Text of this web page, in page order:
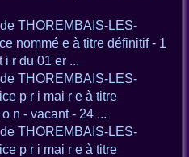
THOREMBAIS-LES-
nommé e à titre définitif - 1
i r du 01 er ...
THOREMBAIS-LES-
p r i mai r e à titre
n - vacant - 24 ...
THOREMBAIS-LES-
p r i mai r e à titre